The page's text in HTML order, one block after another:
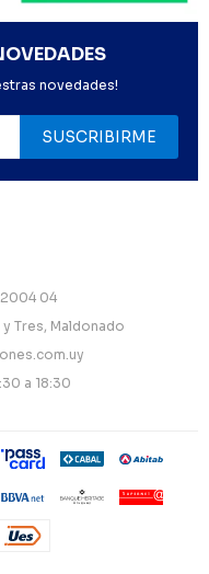
04
Tres, Maldonado
a 18:30
novedades!
SUSCRIBIRME